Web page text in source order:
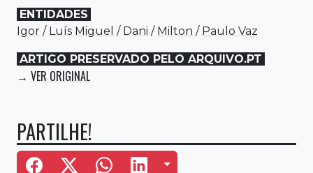
ENTIDADES
Igor / Luís Miguel / Dani / Milton / Paulo Vaz
ARTIGO PRESERVADO PELO ARQUIVO.PT
→ VER ORIGINAL
PARTILHE!
Mais Opções